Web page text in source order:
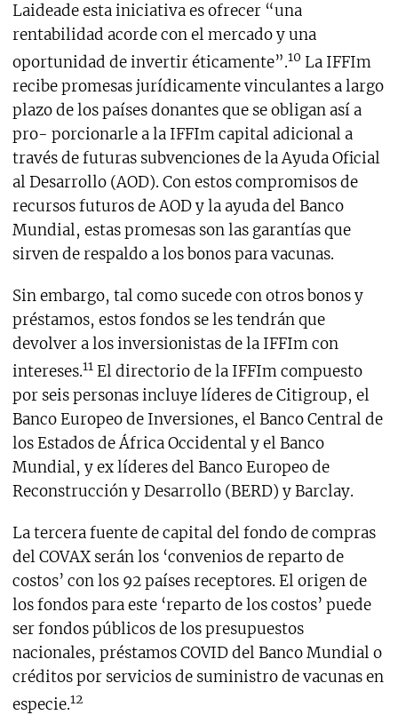
Laideade esta iniciativa es ofrecer “una
rentabilidad acorde con el mercado y una
oportunidad de invertir éticamente”.10 La IFFIm
recibe promesas jurídicamente vinculantes a largo
plazo de los países donantes que se obligan así a
pro- porcionarle a la IFFIm capital adicional a
través de futuras subvenciones de la Ayuda Oficial
al Desarrollo (AOD). Con estos compromisos de
recursos futuros de AOD y la ayuda del Banco
Mundial, estas promesas son las garantías que
sirven de respaldo a los bonos para vacunas.
Sin embargo, tal como sucede con otros bonos y
préstamos, estos fondos se les tendrán que
devolver a los inversionistas de la IFFIm con
intereses.11El directorio de la IFFIm compuesto
por seis personas incluye líderes de Citigroup, el
Banco Europeo de Inversiones, el Banco Central de
los Estados de África Occidental y el Banco
Mundial, y ex líderes del Banco Europeo de
Reconstrucción y Desarrollo (BERD) y Barclay.
La tercera fuente de capital del fondo de compras
del COVAX serán los ‘convenios de reparto de
costos’ con los 92 países receptores. El origen de
los fondos para este ‘reparto de los costos’ puede
ser fondos públicos de los presupuestos
nacionales, préstamos COVID del Banco Mundial o
créditos por servicios de suministro de vacunas en
especie.12